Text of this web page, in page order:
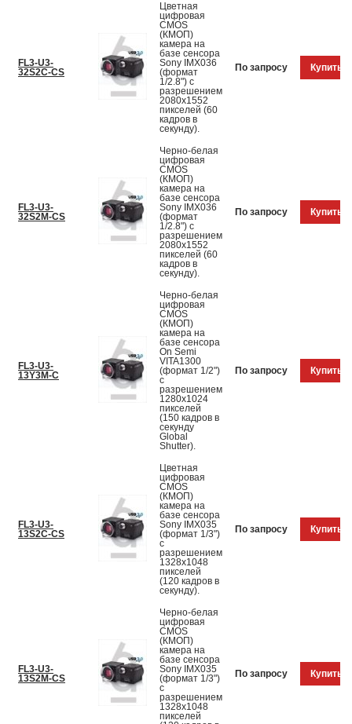
FL3-U3-
32S2C-CS
Цветная
цифровая
CMOS
(КМОП)
камера на
базе сенсора
Sony IMX036
(формат
1/2.8") с
разрешением
2080x1552
пикселей (60
кадров в
секунду).
По запросу Купить
FL3-U3-
32S2M-CS
Черно-белая
цифровая
CMOS
(КМОП)
камера на
базе сенсора
Sony IMX036
(формат
1/2.8") с
разрешением
2080x1552
пикселей (60
кадров в
секунду).
По запросу Купить
FL3-U3-
13Y3M-C
Черно-белая
цифровая
CMOS
(КМОП)
камера на
базе сенсора
On Semi
VITA1300
(формат 1/2")
с
разрешением
1280x1024
пикселей
(150 кадров в
секунду
Global
Shutter).
По запросу Купить
FL3-U3-
13S2C-CS
Цветная
цифровая
CMOS
(КМОП)
камера на
базе сенсора
Sony IMX035
(формат 1/3")
с
разрешением
1328x1048
пикселей
(120 кадров в
секунду).
По запросу Купить
FL3-U3-
13S2M-CS
Черно-белая
цифровая
CMOS
(КМОП)
камера на
базе сенсора
Sony IMX035
(формат 1/3")
с
разрешением
1328x1048
пикселей
По запросу Купить